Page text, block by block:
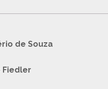
de Souza
Fiedler